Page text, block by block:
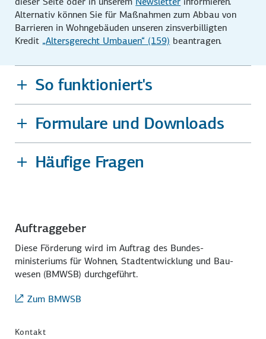
Alternativ können Sie für Maßnahmen zum Abbau von
Barrieren in Wohngebäuden unseren zins­verbilligten
Kredit „Altersgerecht Umbauen“ (159) beantragen.
So funktioniert's
Formulare und Downloads
Häufige Fragen
Auftraggeber
Diese Förderung wird im Auftrag des Bundes­
ministeriums für Wohnen, Stadt­entwicklung und Bau­
wesen (BMWSB) durch­geführt.
Zum BMWSB
Kontakt